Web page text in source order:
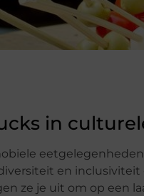
in
en
ze je uit om op een